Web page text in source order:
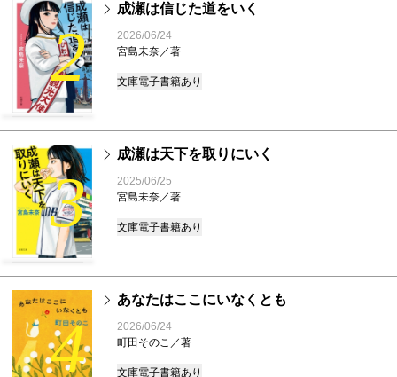
2
成瀬は信じた道をいく
2026/06/24
宮島未奈／著
文庫電子書籍あり
3
成瀬は天下を取りにいく
2025/06/25
宮島未奈／著
文庫電子書籍あり
4
あなたはここにいなくとも
2026/06/24
町田そのこ／著
文庫電子書籍あり